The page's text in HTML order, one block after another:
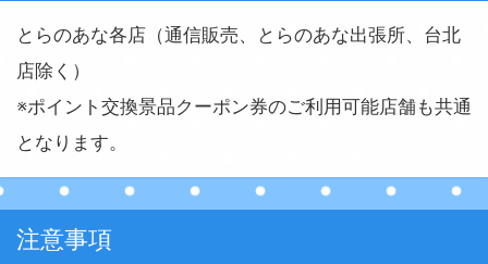
とらのあな各店（通信販売、とらのあな出張所、台北
店除く）
※ポイント交換景品クーポン券のご利用可能店舗も共通
となります。
注意事項